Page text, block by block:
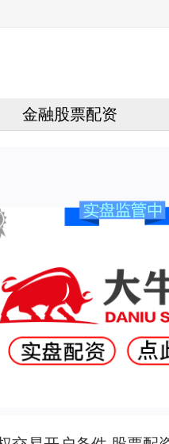
金融股票配资